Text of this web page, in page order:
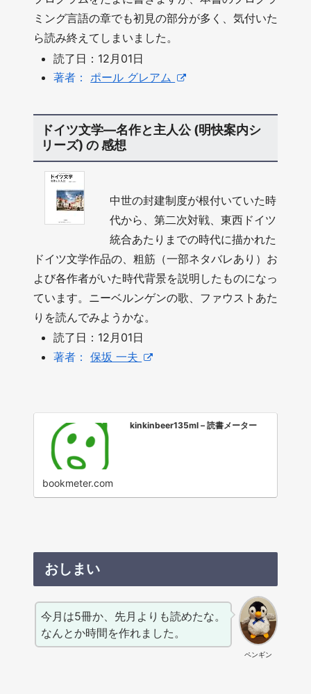
ミング言語の章でも初見の部分が多く、気付いた
ら読み終えてしまいました。
読了日：12月01日
著者： ポール グレアム
ドイツ文学―名作と主人公 (明快案内シ
リーズ) の 感想
中世の封建制度が根付いていた時
代から、第二次対戦、東西ドイツ
統合あたりまでの時代に描かれた
ドイツ文学作品の、粗筋（一部ネタバレあり）お
よび各作者がいた時代背景を説明したものになっ
ています。ニーベルンゲンの歌、ファウストあた
りを読んでみようかな。
読了日：12月01日
著者：保坂 一夫
kinkinbeer135ml – 読書メーター
bookmeter.com
おしまい
ペンギン
今月は5冊か、先月よりも読めたな。
なんとか時間を作れました。